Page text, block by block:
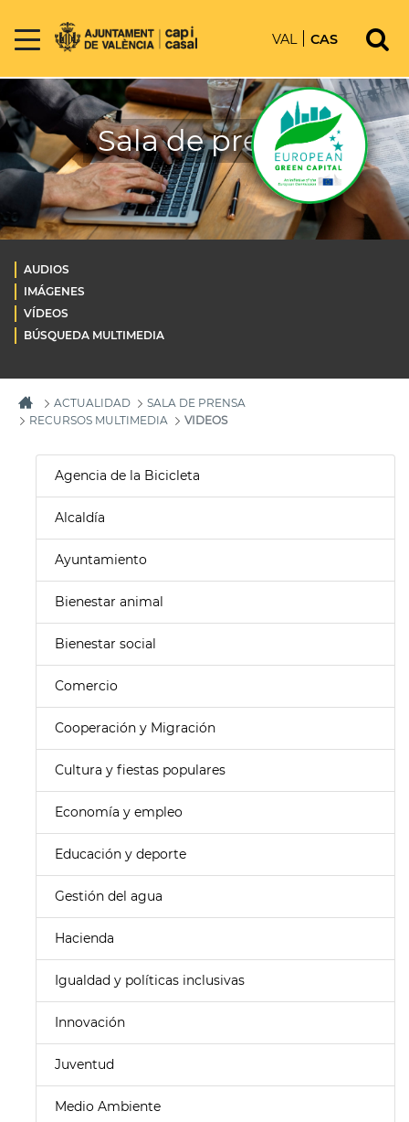
VAL CAS
Sala de prensa
AUDIOS
IMÁGENES
VÍDEOS
BÚSQUEDA MULTIMEDIA
ACTUALIDAD
SALA DE PRENSA
RECURSOS MULTIMEDIA
VIDEOS
Agencia de la Bicicleta
Alcaldía
Ayuntamiento
Bienestar animal
Bienestar social
Comercio
Cooperación y Migración
Cultura y fiestas populares
Economía y empleo
Educación y deporte
Gestión del agua
Hacienda
Igualdad y políticas inclusivas
Innovación
Juventud
Medio Ambiente